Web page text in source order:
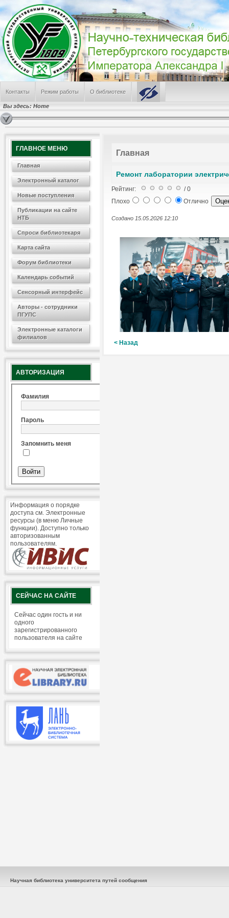
Контакты Режим работы О библиотеке
Вы здесь: Home
Пресса о ПГУПС (дайджест СМИ за июль 2026 г.)
День железнодорожника
ПГУПС заслужил грант в Федеральном конкурсе
Режим работы НТБ летом 2026 года
В поиске альма-матер
САМЫЕ ПОПУЛЯРНЫЕ
Режим работы отделов Научно-технической библиотеки
Электронные Ресурсы
Информация о библиотеке
Лабораторная работа по физике № 100
ГЛАВНОЕ МЕНЮ
Главная
Электронный каталог
Новые поступления
Публикации на сайте
НТБ
Спроси библиотекаря
Карта сайта
Форум библиотеки
Календарь событий
Сенсорный интерфейс
Авторы - сотрудники
ПГУПС
Электронные каталоги
филиалов
АВТОРИЗАЦИЯ
Фамилия
Пароль
Запомнить меня
Информация о порядке
доступа см. Электронные
ресурсы (в меню Личные
функции). Доступно только
авторизованным
пользователям.
СЕЙЧАС НА САЙТЕ
Сейчас один гость и ни
одного
зарегистрированного
пользователя на сайте
Главная
Ремонт лаборатории
Рейтинг:
/ 0
Плохо
Отлично
Создано 15.05.2026 12:10
< Назад
Научная библиотека университета путей сообщения